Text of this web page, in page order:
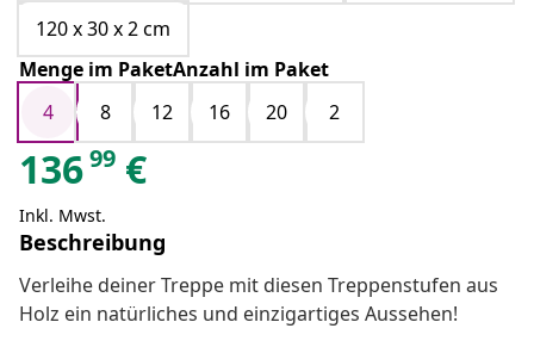
120 x 30 x 2 cm
Menge im PaketAnzahl im Paket
4
8 12 16 20 2
13699 €
Inkl. Mwst.
Beschreibung
Verleihe deiner Treppe mit diesen Treppenstufen aus
Holz ein natürliches und einzigartiges Aussehen!